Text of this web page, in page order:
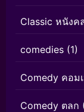
Classic หนังค
comedies (1)
Comedy คอม
Comedy ตลก